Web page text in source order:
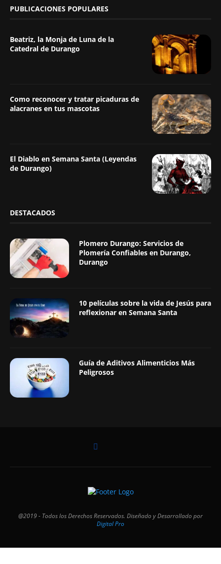
PUBLICACIONES POPULARES
Beatriz, la Monja de Luna de la
Catedral de Durango
Como reconocer y tratar picaduras de
alacranes en tus mascotas
El Diablo en Semana Santa (Leyendas
de Durango)
DESTACADOS
Plomero Durango: Servicios de
Plomería Confiables en Durango,
Durango
10 películas sobre la vida de Jesús para
reflexionar en Semana Santa
Guía de Aditivos Alimenticios Más
Peligrosos
@2019 - Todos los Derechos Reservados. Diseñado y Desarrollado por
Digital Pro